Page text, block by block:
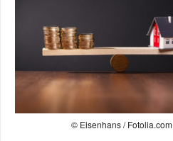
© Eisenhans / Fotolia.com